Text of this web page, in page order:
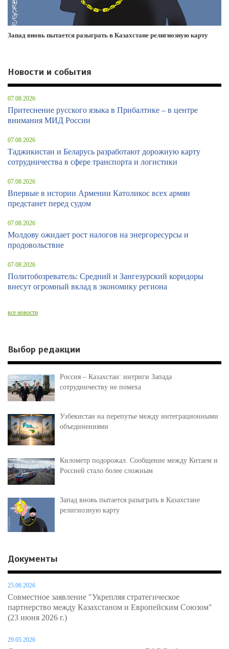
Запад вновь пытается разыграть в Казахстане религиозную карту
Новости и события
07.08.2026
Притеснение русского языка в Прибалтике – в центре
внимания МИД России
07.08.2026
Таджикистан и Беларусь разработают дорожную карту
сотрудничества в сфере транспорта и логистики
07.08.2026
Впервые в истории Армении Католикос всех армян
предстанет перед судом
07.08.2026
Молдову ожидает рост налогов на энергоресурсы и
продовольствие
07.08.2026
Политобозреватель: Средний и Зангезурский коридоры
внесут огромный вклад в экономику региона
все новости
Выбор редакции
Россия – Казахстан: интриги Запада
сотрудничеству не помеха
Узбекистан на перепутье между интеграционными
объединениями
Километр подорожал. Сообщение между Китаем и
Россией стало более сложным
Запад вновь пытается разыграть в Казахстане
религиозную карту
Документы
25.06.2026
Совместное заявление "Укрепляя стратегическое
партнерство между Казахстаном и Европейским Союзом"
(23 июня 2026 г.)
29.05.2026